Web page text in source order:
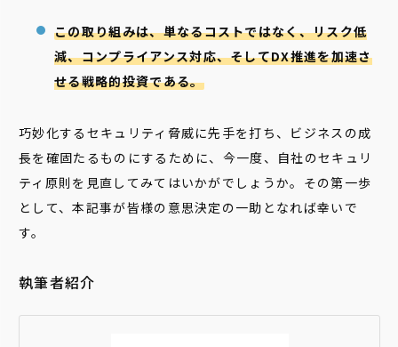
この取り組みは、単なるコストではなく、リスク低
減、コンプライアンス対応、そしてDX推進を加速さ
せる戦略的投資である。
巧妙化するセキュリティ脅威に先手を打ち、ビジネスの成
長を確固たるものにするために、今一度、自社のセキュリ
ティ原則を見直してみてはいかがでしょうか。その第一歩
として、本記事が皆様の意思決定の一助となれば幸いで
す。
執筆者紹介